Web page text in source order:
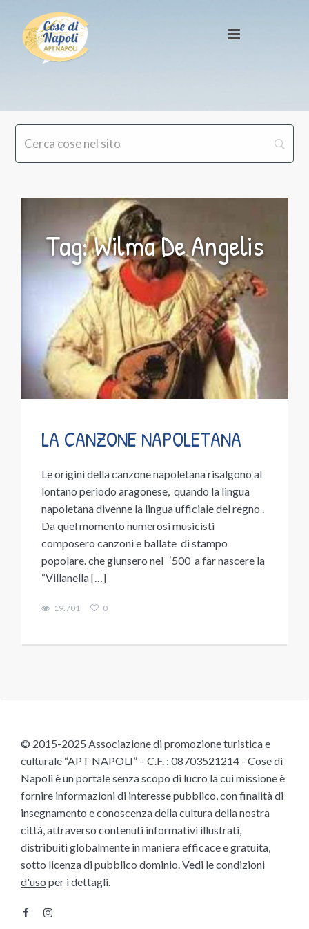
Tag: Wilma De Angelis
LA CANZONE NAPOLETANA
Le origini della canzone napoletana risalgono al
lontano periodo aragonese, quando la lingua
napoletana divenne la lingua ufficiale del regno .
Da quel momento numerosi musicisti
composero canzoni e ballate di stampo
popolare. che giunsero nel ‘500 a far nascere la
“Villanella […]
19.701 0
© 2015-2025 Associazione di promozione turistica e
culturale “APT NAPOLI” – C.F. : 08703521214 - Cose di
Napoli è un portale senza scopo di lucro la cui missione è
fornire informazioni di interesse pubblico, con finalità di
insegnamento e conoscenza della cultura della nostra
città, attraverso contenuti informativi illustrati,
distribuiti globalmente in maniera efficace e gratuita,
sotto licenza di pubblico dominio. Vedi le condizioni
d'uso per i dettagli.